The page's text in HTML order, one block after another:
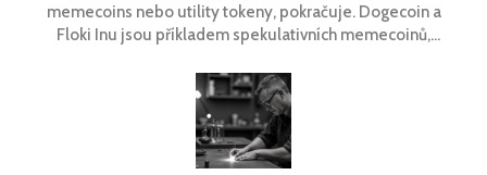
memecoins nebo utility tokeny, pokračuje. Dogecoin a
Floki Inu jsou příkladem spekulativních memecoinů,
prostřednictvím svého inovativního systému odměn.